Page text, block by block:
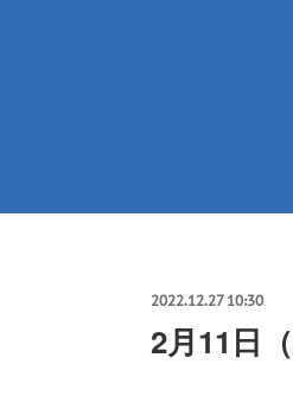
2022.12.27 10:30
2月11日